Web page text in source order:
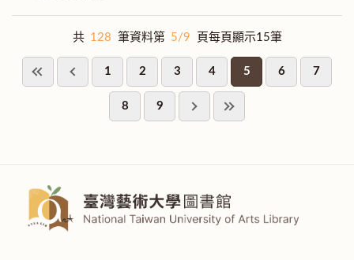
共 128 筆資料第 5/9 頁每頁顯示15筆
1 2 3 4 5 6 7
8 9